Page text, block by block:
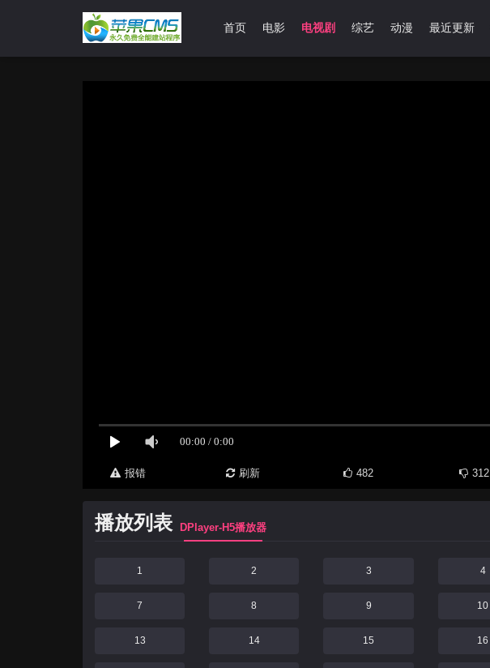
首页 电影 电视剧 综艺 动漫 最近更新
报错 刷新 482 312
播放列表 DPlayer-H5播放器
1 2 3 4
7 8 9 10
13 14 15 16